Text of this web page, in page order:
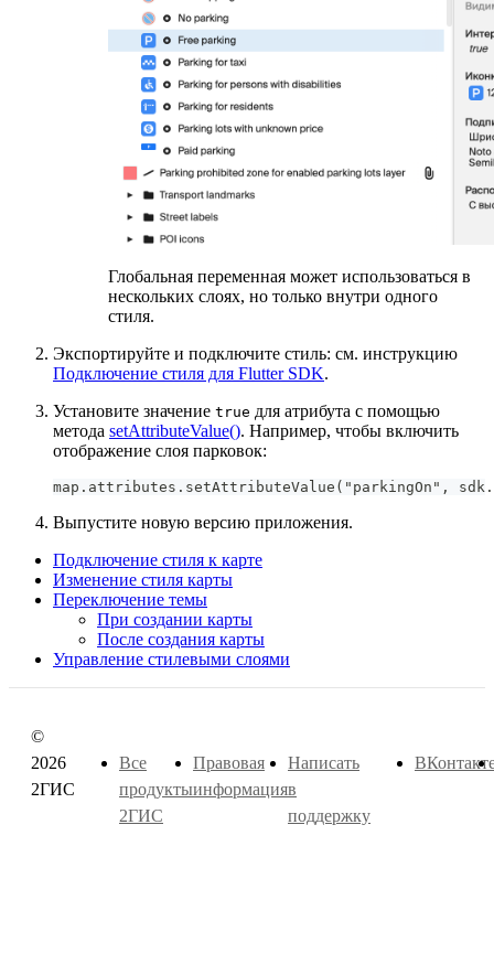
Глобальная переменная может использоваться в
нескольких слоях, но только внутри одного
стиля.
Экспортируйте и подключите стиль: см. инструкцию
Подключение стиля для Flutter SDK.
Установите значение true для атрибута с помощью
метода setAttributeValue(). Например, чтобы включить
отображение слоя парковок:
map.attributes.setAttributeValue("parkingOn",
Выпустите новую версию приложения.
Подключение стиля к карте
Изменение стиля карты
Переключение темы
При создании карты
После создания карты
Управление стилевыми слоями
©
2026
2ГИС
Все
продукты
2ГИС
Правовая
информация
Написать
в
поддержку